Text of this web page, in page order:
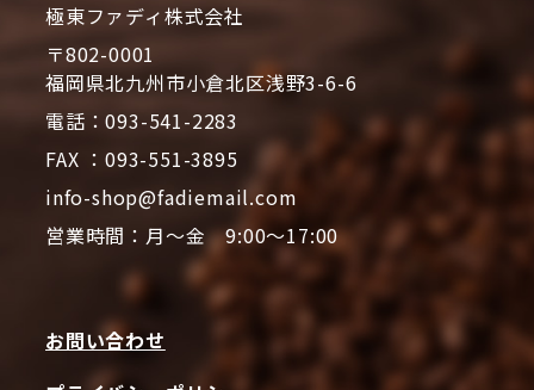
極東ファディ株式会社
〒802-0001
福岡県北九州市小倉北区浅野3-6-6
電話：093-541-2283
FAX ：093-551-3895
info-shop@fadiemail.com
営業時間：月～金 9:00～17:00
お問い合わせ